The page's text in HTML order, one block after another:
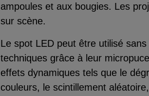
ampoules et aux bougies. Les
sur scène.
Le spot LED peut être utilisé
techniques grâce à leur
effets dynamiques tels que le
couleurs, le scintillement